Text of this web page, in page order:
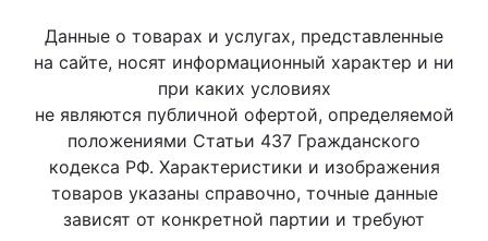
Данные о товарах и услугах, представленные
на сайте, носят информационный характер и ни
при каких условиях
не являются публичной офертой, определяемой
положениями Статьи 437 Гражданского
кодекса РФ. Характеристики и изображения
товаров указаны справочно, точные данные
зависят от конкретной партии и требуют